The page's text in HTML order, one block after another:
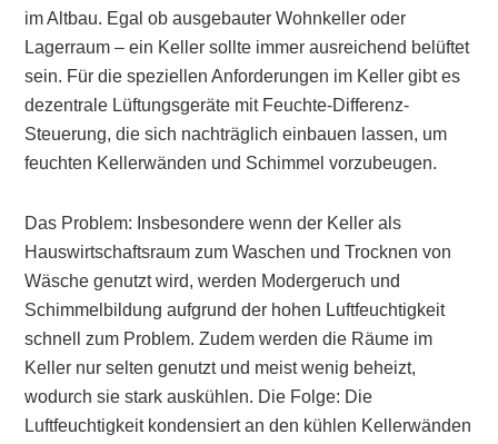
im Altbau. Egal ob ausgebauter Wohnkeller oder
Lagerraum – ein Keller sollte immer ausreichend belüftet
sein. Für die speziellen Anforderungen im Keller gibt es
dezentrale Lüftungsgeräte mit Feuchte-Differenz-
Steuerung, die sich nachträglich einbauen lassen, um
feuchten Kellerwänden und Schimmel vorzubeugen.
Das Problem: Insbesondere wenn der Keller als
Hauswirtschaftsraum zum Waschen und Trocknen von
Wäsche genutzt wird, werden Modergeruch und
Schimmelbildung aufgrund der hohen Luftfeuchtigkeit
schnell zum Problem. Zudem werden die Räume im
Keller nur selten genutzt und meist wenig beheizt,
wodurch sie stark auskühlen. Die Folge: Die
Luftfeuchtigkeit kondensiert an den kühlen Kellerwänden